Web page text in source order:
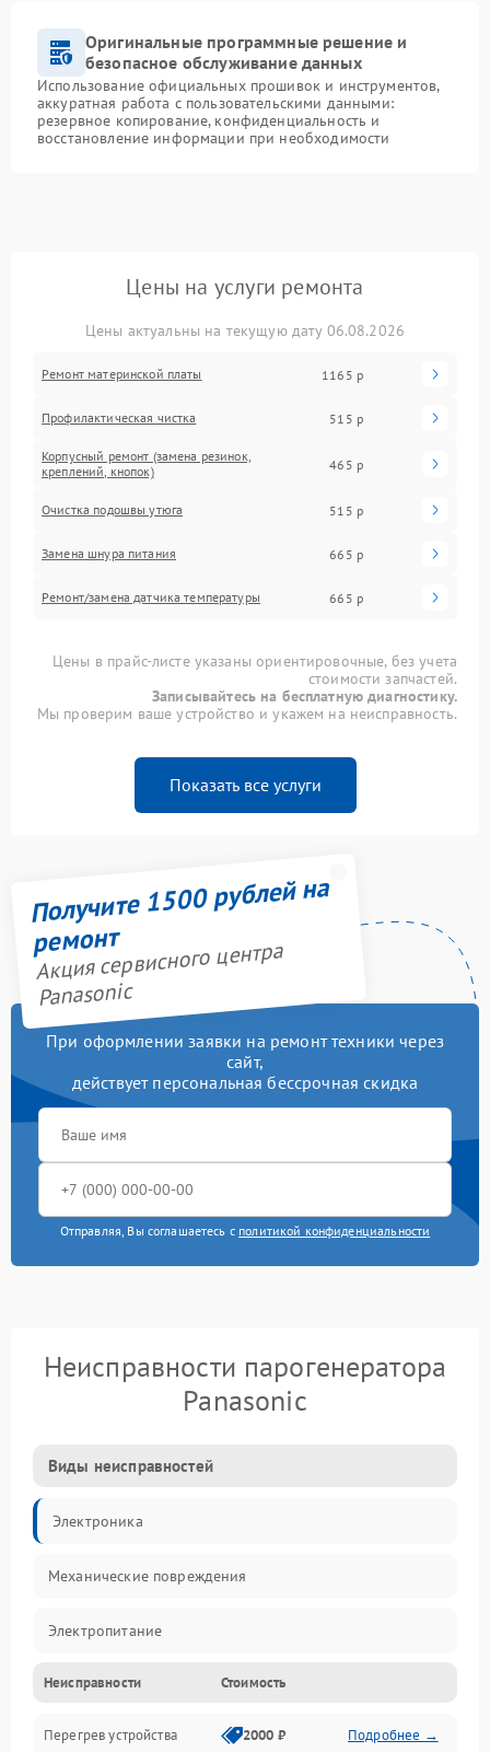
Оригинальные программные решение и
безопасное обслуживание данных
Использование официальных прошивок и инструментов,
аккуратная работа с пользовательскими данными:
резервное копирование, конфиденциальность и
восстановление информации при необходимости
Цены на услуги ремонта
Цены актуальны на текущую дату 06.08.2026
Ремонт материнской платы 1165 р
Профилактическая чистка 515 р
Корпусный ремонт (замена резинок,
креплений, кнопок)
465 р
Очистка подошвы утюга 515 р
Замена шнура питания 665 р
Ремонт/замена датчика температуры 665 р
Цены в прайс-листе указаны ориентировочные, без учета
стоимости запчастей.
Записывайтесь на бесплатную диагностику.
Мы проверим ваше устройство и укажем на неисправность.
Показать все услуги
Получите 1500 рублей на
ремонт
Акция сервисного центра
Panasonic
При оформлении заявки на ремонт техники через
сайт,
действует персональная бессрочная скидка
Отправляя, Вы соглашаетесь с политикой конфиденциальности
Неисправности парогенератора
Panasonic
Виды неисправностей
Электроника
Механические повреждения
Электропитание
Парообразование
Герметичность
Неисправности Стоимость
Перегрев устройства 2000 ₽ Подробнее →